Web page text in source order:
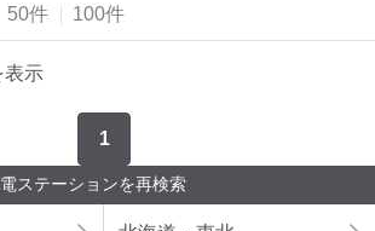
み表示
ェンジ e-Mobility Power
50件 100件
表示
1
ステーションを再検索